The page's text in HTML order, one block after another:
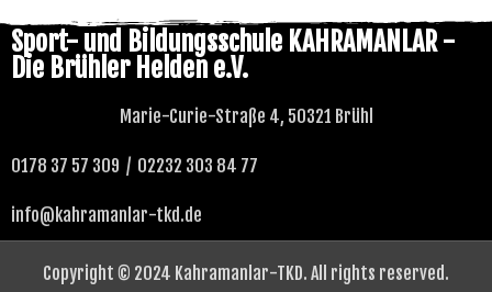
Sport- und Bildungsschule KAHRAMANLAR -
Die Brühler Helden e.V.
Marie-Curie-Straße 4, 50321 Brühl
0178 37 57 309 / 02232 303 84 77
info@kahramanlar-tkd.de
Copyright © 2024 Kahramanlar-TKD. All rights reserved.